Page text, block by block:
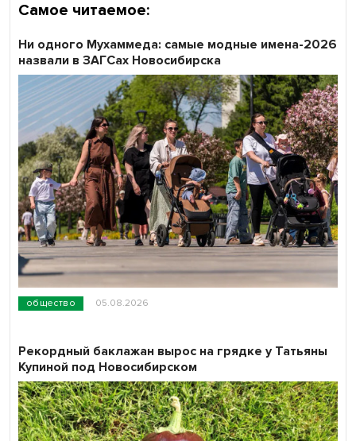
Самое читаемое:
общество 05.08.2026
Ни одного Мухаммеда: самые модные имена-2026
назвали в ЗАГСах Новосибирска
Рекордный баклажан вырос на грядке у Татьяны
Купиной под Новосибирском